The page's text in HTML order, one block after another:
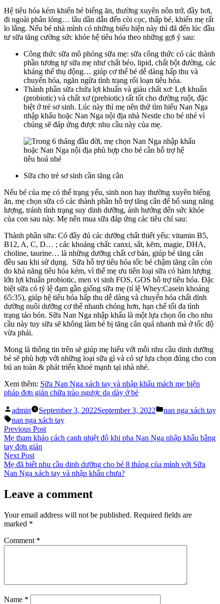
Hệ tiêu hóa kém khiến bé biếng ăn, thường xuyên nôn trớ, đầy hơi,
đi ngoài phân lỏng… lâu dần dẫn đến còi cọc, thấp bé, khiến mẹ rất
lo lắng. Nếu bé nhà mình có những biểu hiện này thì đã đến lúc đầu
tư sữa tăng cường sức khỏe hệ tiêu hóa theo những gợi ý sau:
Công thức sữa mô phỏng sữa mẹ: sữa công thức có các thành
phần tương tự sữa mẹ như chất béo, lipid, chất bột đường, các
kháng thể thụ động… giúp cơ thể bé dễ dàng hấp thu và
chuyển hóa, ngăn ngừa tình trạng rối loạn tiêu hóa.
Thành phần sữa chứa lợi khuẩn và giàu chất xơ: Lợi khuẩn
(probiotic) và chất xơ (prebiotic) rất tốt cho đường ruột, đặc
biệt ở trẻ sơ sinh. Lúc này thì mẹ nên thử tìm hiểu Nan Nga
nhập khẩu hoặc Nan Nga nội địa nhà Nestle cho bé nhé vì
chúng sẽ đáp ứng được nhu cầu này của mẹ.
Sữa cho trẻ sơ sinh cần tăng cân
Nếu bé của mẹ có thể trạng yếu, sinh non hay thường xuyên biếng
ăn, mẹ chọn sữa có các thành phần hỗ trợ tăng cân để bổ sung năng
lượng, tránh tình trạng suy dinh dưỡng, ảnh hưởng đến sức khỏe
của con sau này. Mẹ nên mua sữa đáp ứng các tiêu chí sau:
Thành phần sữa: Có đầy đủ các dưỡng chất thiết yếu: vitamin B5,
B12, A, C, D… ; các khoáng chất: canxi, sắt, kẽm, magie, DHA,
choline, taurine… là những dưỡng chất cơ bản, giúp bé tăng cân
đều sau khi sử dụng. Sữa hỗ trợ tiêu hóa tốt: bé chậm tăng cân còn
do khả năng tiêu hóa kém, vì thế mẹ ưu tiên loại sữa có hàm lượng
lớn lợi khuẩn probiotic, men vi sinh FOS, GOS hỗ trợ tiêu hóa. Đặc
biệt sữa có tỷ lệ đạm gần giống sữa mẹ (tỉ lệ Whey:Casein khoảng
65:35), giúp hệ tiêu hóa hấp thu dễ dàng và chuyển hóa chất dinh
dưỡng nuôi dưỡng cơ thể nhanh chóng hơn, hạn chế tối đa tình
trạng táo bón. Sữa Nan Nga nhập khẩu là một lựa chọn ổn cho nhu
cầu này tuy sữa sẽ không làm bé bị tăng cân quá nhanh mà ở tốc độ
vừa phải.
Mong là thông tin trên sẽ giúp mẹ hiểu với mỗi nhu cầu dinh dưỡng
bé sẽ phù hợp với những loại sữa gì và có sự lựa chọn đúng cho con
bú an toàn & phát triển khoẻ mạnh tại nhà nhé.
Xem thêm: Sữa Nan Nga xách tay và nhập khẩu mách mẹ biện
pháp đơn giản chữa trào ngược dạ dày ở bé
Posted
by
admin September 3, 2022September 3, 2022
Posted
nan nga xách tay
Tags:
nan nga xách tay
Post
navigation
Previous PostPrevious
post:
Mẹ tham khảo cách canh nhiệt độ khi pha Nan Nga nhập khẩu bằng
tay đơn giản
Next PostNext
post:
Mẹ đã biết nhu cầu dinh dưỡng cho bé 8 tháng của mình với Sữa
Nan Nga xách tay và nhập khẩu chưa?
Leave a comment
Your email address will not be published. Required fields are
marked *
Comment *
Name *